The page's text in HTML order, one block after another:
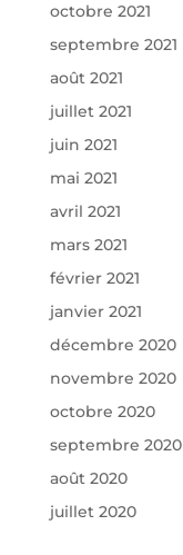
octobre 2021
septembre 2021
août 2021
juillet 2021
juin 2021
mai 2021
avril 2021
mars 2021
février 2021
janvier 2021
décembre 2020
novembre 2020
octobre 2020
septembre 2020
août 2020
juillet 2020